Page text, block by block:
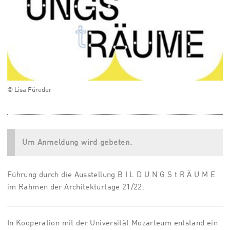
© Lisa Füreder
Um Anmeldung wird gebeten.
Führung durch die Ausstellung B I L D U N G S t R Ä U M E
im Rahmen der Architekturtage 21/22.
In Kooperation mit der Universität Mozarteum entstand ein